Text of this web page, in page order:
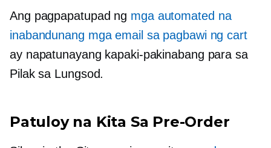
Ang pagpapatupad ng mga automated na
inabandunang mga email sa pagbawi ng cart
ay napatunayang kapaki-pakinabang para sa
Pilak sa Lungsod.
Patuloy na Kita Sa Pre-Order